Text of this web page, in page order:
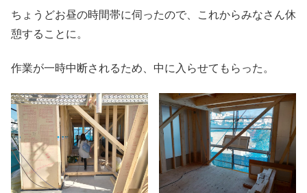
ちょうどお昼の時間帯に伺ったので、これからみなさん休
憩することに。
作業が一時中断されるため、中に入らせてもらった。